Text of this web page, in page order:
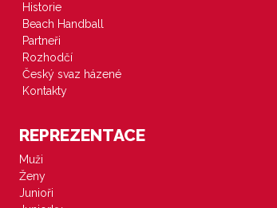
Historie
Beach Handball
Partneři
Rozhodčí
Český svaz házené
Kontakty
REPREZENTACE
Muži
Ženy
Junioři